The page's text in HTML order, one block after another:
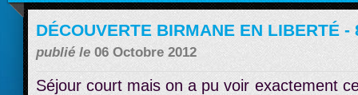
DÉCOUVERTE BIRMANE EN LIBERTÉ
publié le 06 Octobre 2012
Séjour court mais on a pu voir exactement